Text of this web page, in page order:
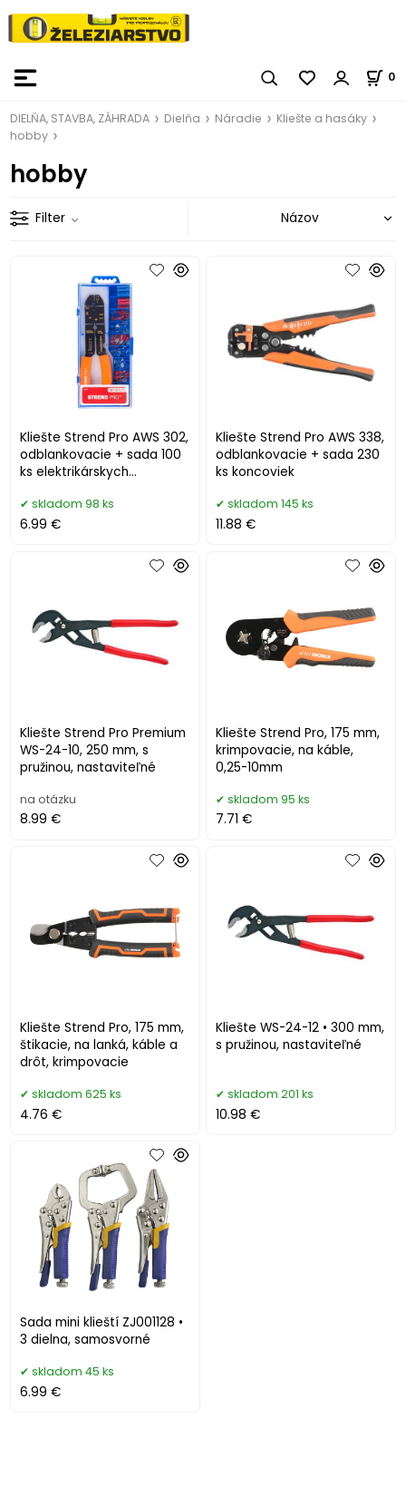
0
DIELŇA, STAVBA, ZÁHRADA Dielňa Náradie
Kliešte a hasáky
hobby
hobby
Filter
Kliešte Strend Pro AWS 302,
odblankovacie + sada 100
ks elektrikárskych
skladom 98 ks
6.99 €
Kliešte Strend Pro AWS 338,
odblankovacie + sada 230
ks koncoviek
skladom 145 ks
11.88 €
Kliešte Strend Pro Premium
WS-24-10, 250 mm, s
pružinou, nastaviteľné
na otázku
8.99 €
Kliešte Strend Pro, 175 mm,
krimpovacie, na káble,
0,25-10mm
skladom 95 ks
7.71 €
Kliešte Strend Pro, 175 mm,
štikacie, na lanká, káble a
drôt, krimpovacie
skladom 625 ks
4.76 €
Kliešte WS-24-12 • 300 mm,
s pružinou, nastaviteľné
skladom 201 ks
10.98 €
Sada mini klieští ZJ001128 •
3 dielna, samosvorné
skladom 45 ks
6.99 €